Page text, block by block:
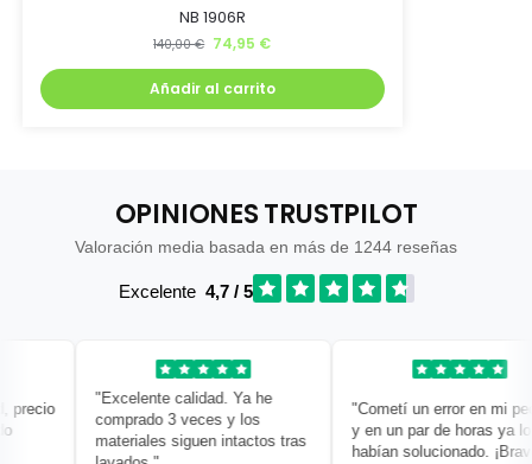
NB 1906R
140,00€ 74,95 €
Añadir al carrito
OPINIONES TRUSTPILOT
Valoración media basada en más de 1244 reseñas
Excelente 4,7 / 5
"Excelente calidad. Ya he
comprado 3 veces y los
materiales siguen intactos tras
"Cometí un error en mi
y en un par de horas ya lo
habían solucionado. ¡Bravo!"